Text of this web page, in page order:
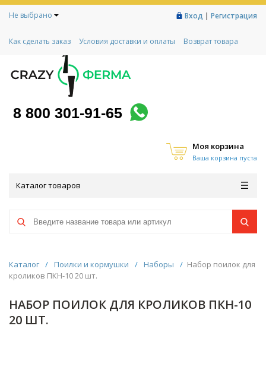
Не выбрано Вход | Регистрация
Как сделать заказ Условия доставки и оплаты
Возврат товара
Контакты
Социальный контракт
Любимая ферма
8 800 301-91-65
Моя корзина
Ваша корзина пуста
Каталог товаров
Каталог / Поилки и кормушки / Наборы / Набор поилок для
кроликов ПКН-10 20 шт.
НАБОР ПОИЛОК ДЛЯ КРОЛИКОВ ПКН-10
20 ШТ.